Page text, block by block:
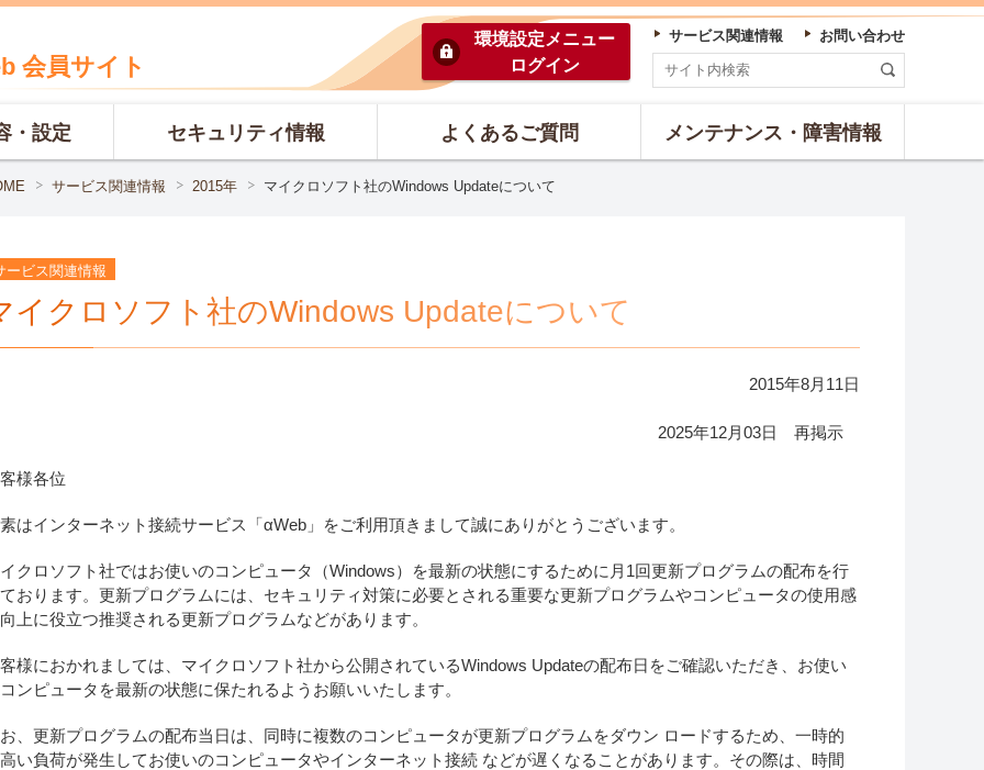
会員サイト
環境設定 メニュー
ログイン
・設定 セキュリティ情報 よくあるご質問 メンテナンス・障害情報
サービス関連情報 お問い合わせ
サービス関連情報 2015年 マイクロソフト社のWindows Updateについて
ービス関連情報
イクロソフト社のWindows Updateについて
2015年8月 11日
2025年12月03日 再掲示
様各位
はインターネット接続サービス「αWeb」をご利用頂きまして誠にありがとうございます。
クロソフト社ではお使いのコンピュータ（Windows）を最新の状態にするために月1回更新プログラムの配布を行
おります。更新プログラムには、セキュリティ対策に必要とされる重要な更新プログラムやコンピュータの使用感
上に役立つ推奨される更新プログラムなどがあります。
様におかれましては、マイクロソフト社から公開されているWindows Updateの配布日をご確認いただき、お使い
ンピュータを最新の状態に保たれるようお願いいたします。
、更新プログラムの配布当日は、同時に複数のコンピュータが更新プログラムをダウン ロードするため、一時的
い負荷が発生してお使いのコンピュータやインターネット接続 などが遅くなることがあります。その際は、時間